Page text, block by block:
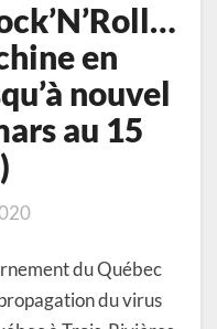
en
nouvel
au 15
du Québec
du virus